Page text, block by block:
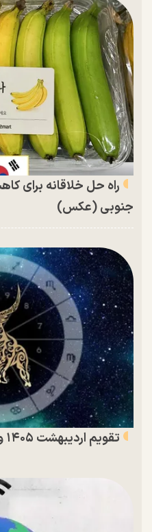
راه حل خلاقانه برای
جنوبی (عکس)
تقویم اردیبهشت ۱۴۰۵ و روز‌های تعطیل این ماه